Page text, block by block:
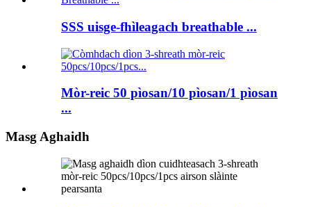
SSS uisge-fhìleagach breathable ...
Mòr-reic 50 pìosan/10 pìosan/1 pìosan
...
Masg Aghaidh